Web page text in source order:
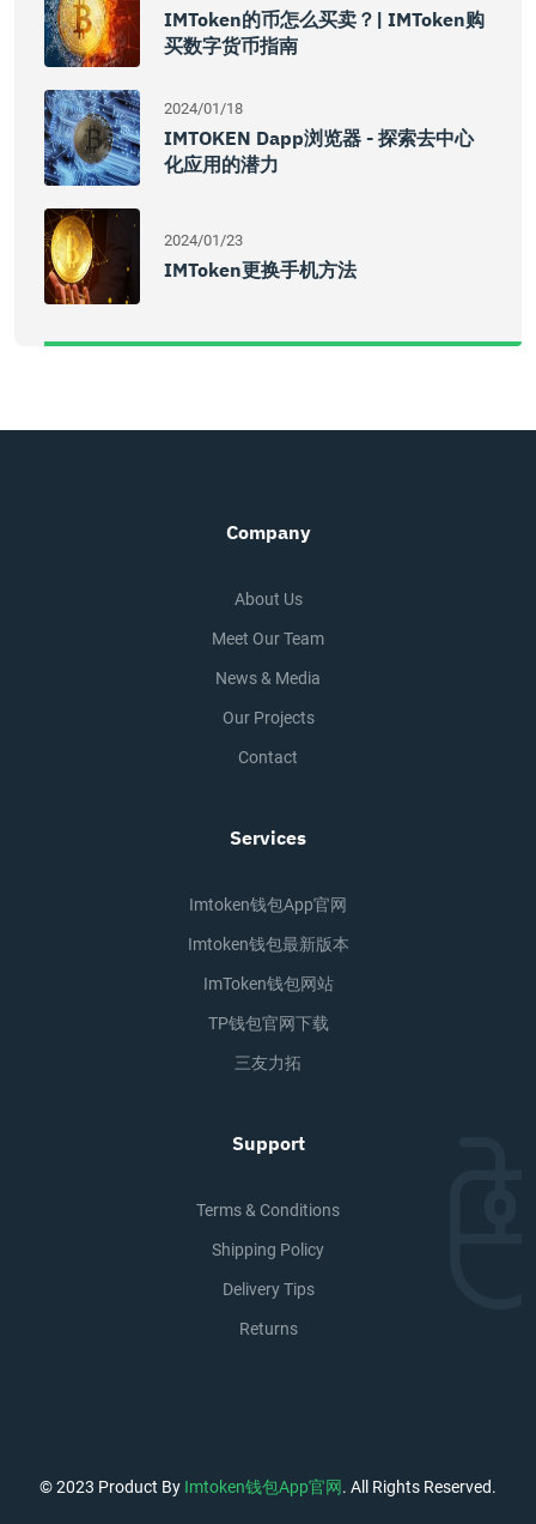
IMToken的币怎么买卖？| IMToken购
买数字货币指南
2024/01/18
IMTOKEN Dapp浏览器 - 探索去中心
化应用的潜力
2024/01/23
IMToken更换手机方法
Company
About Us
Meet Our Team
News & Media
Our Projects
Contact
Services
Imtoken钱包app官网
Imtoken钱包最新版本
ImToken钱包网站
TP钱包官网下载
三友力拓
Support
Terms & Conditions
Shipping Policy
Delivery Tips
Returns
© 2023 Product By Imtoken钱包app官网. All Rights Reserved.